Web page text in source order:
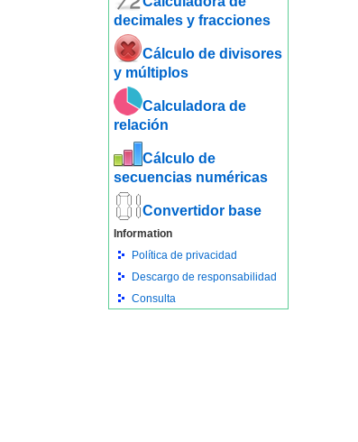
decimales y fracciones
Cálculo de divisores
y múltiplos
Calculadora de
relación
Cálculo de
secuencias numéricas
Convertidor base
Information
Política de privacidad
Descargo de responsabilidad
Consulta